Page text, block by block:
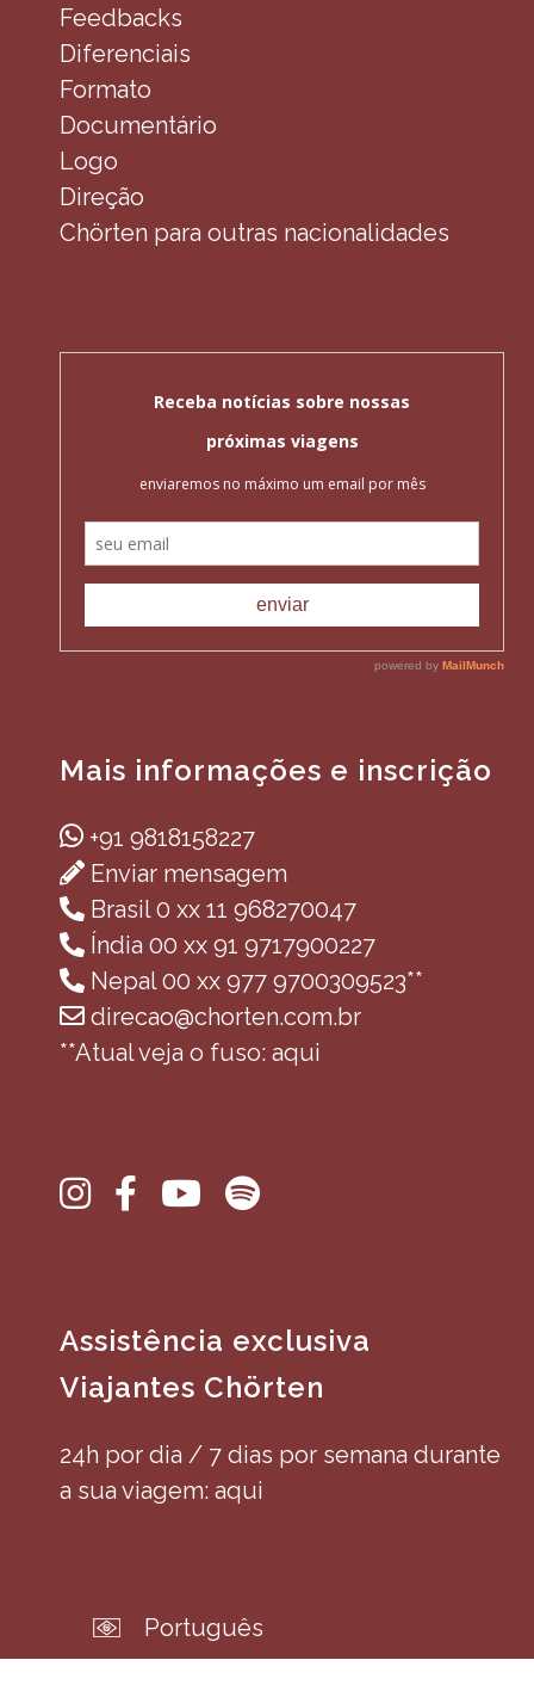
Feedbacks
Diferenciais
Formato
Documentário
Logo
Direção
Chörten para outras nacionalidades
Mais informações e inscrição
+91 9818158227
Enviar mensagem
Brasil 0 xx 11 968270047
Índia 00 xx 91 9717900227
Nepal 00 xx 977 9700309523**
direcao@chorten.com.br
**Atual veja o fuso: aqui
Assistência exclusiva
Viajantes Chörten
24h por dia / 7 dias por semana durante
a sua viagem: aqui
Português